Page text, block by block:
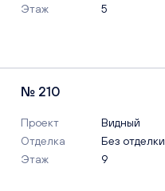
Этаж
5
№ 210
Проект
Видный
Отделка
Без отделки
Этаж
9